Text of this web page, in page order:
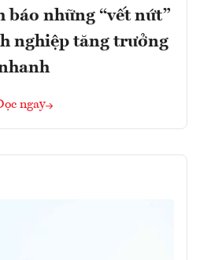
báo những “vết nứt”
nghiệp tăng trưởng
ngay